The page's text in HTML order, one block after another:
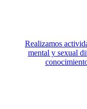
Realizamos
mental y sexual